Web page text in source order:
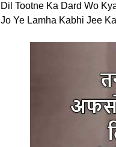
Dil Tootne Ka Dard Wo
Jo Ye Lamha Kabhi Jee